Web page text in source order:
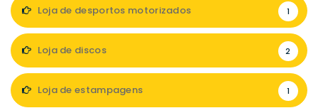
Loja de desportos motorizados 1
Loja de discos 2
Loja de estampagens 1